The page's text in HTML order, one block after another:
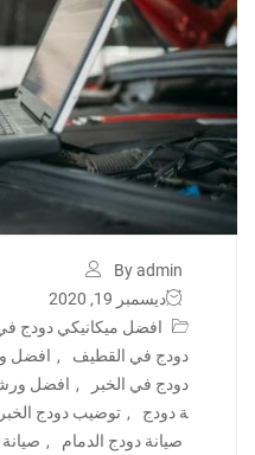
By admin
ديسمبر 19, 2020
افضل ميكانيكي دودج في
دودج في القطيف
, افضل
دودج في الخبر
, افضل
ة دودج
, توضيب دودج الخبر
صيانة دودج الدمام
,